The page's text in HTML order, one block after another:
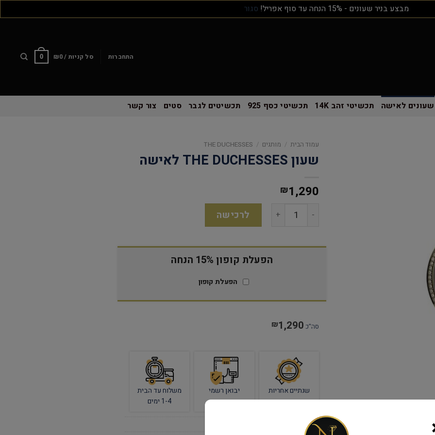
מבצע בניר שעונים - 15% הנחה עד סוף אפריל! סגור
התחברות סל קניות / ₪0
0
שעונים לאישה תכשיטי זהב 14K תכשיטי כסף 925 תכשיטים לגבר סטים צור קשר
עמוד הבית / מותגים /
THE DUCHESSES
שעון THE DUCHESSES לאישה
₪1,290
לרכישה
הפעלת קופון 15% הנחה
הפעלת קופון
סה"כ ₪1,290
שנתיים אחריות יבואן רשמי
משלוח עד הבית
1-4 ימים
מק"ט: